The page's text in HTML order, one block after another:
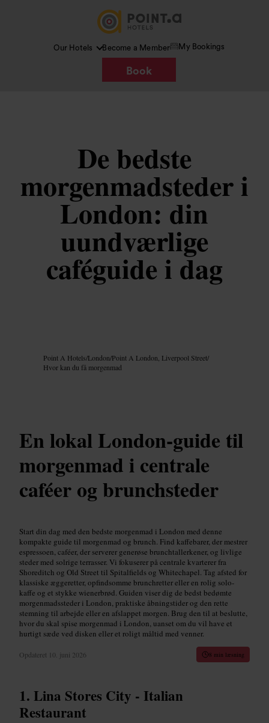
Our Hotels Become a Member My Bookings
Book
De bedste
morgenmadsteder i
London: din
uundværlige
caféguide i dag
Point A Hotels/London/Point A London, Liverpool Street/
Hvor kan du få morgenmad
En lokal London-guide til
morgenmad i centrale
caféer og brunchsteder
Start din dag med den bedste morgenmad i London med denne
kompakte guide til morgenmad og brunch. Find kaffebarer, der mestrer
espressoen, caféer, der serverer generøse brunchtallerkener, og livlige
steder med solrige terrasser. Vi fokuserer på centrale kvarterer fra
Shoreditch og Old Street til Spitalfields og Whitechapel. Tag afsted for
klassiske æggeretter, opfindsomme brunchretter eller en rolig solo-
kaffe og et stykke wienerbrød. Guiden viser dig de bedst bedømte
morgenmadssteder i London, praktiske åbningstider og den rette
stemning til arbejde eller en afslappet morgen. Brug den til at beslutte,
hvor du skal spise morgenmad i London, uanset om du vil have et
hurtigt sæde ved disken eller et roligt måltid med venner.
Opdateret 10. juni 2026 8 min læsning
Lina Stores City - Italian
Restaurant